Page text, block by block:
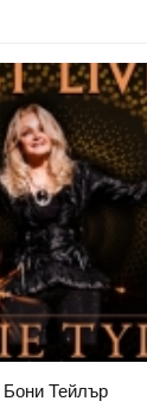
Бони Тейлър